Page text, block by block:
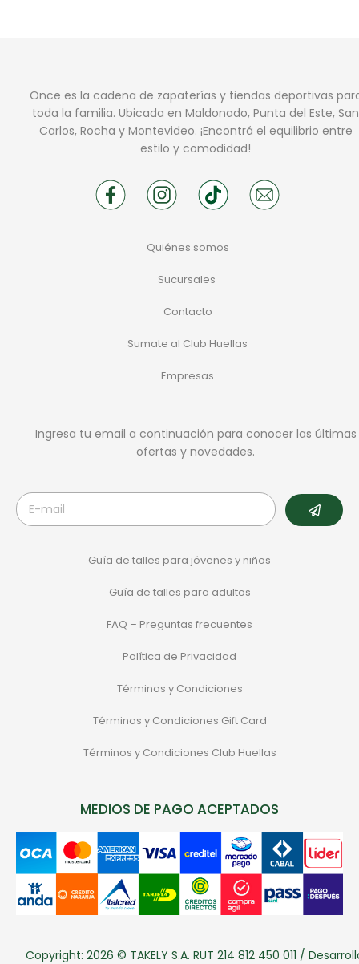
Once es la cadena de zapaterías y tiendas deportivas
toda la familia. Ubicada en Maldonado, Punta del Este, San
Carlos, Rocha y Montevideo. ¡Encontrá el equilibrio entre
estilo y comodidad!
Quiénes somos
Sucursales
Contacto
Sumate al Club Huellas
Empresas
Ingresa tu email a continuación para conocer las últimas
ofertas y novedades.
Guía de talles para jóvenes y niños
Guía de talles para adultos
FAQ – Preguntas frecuentes
Política de Privacidad
Términos y Condiciones
Términos y Condiciones Gift Card
Términos y Condiciones Club Huellas
MEDIOS DE PAGO ACEPTADOS
Copyright: 2026 © TAKELY S.A. RUT 214 812 450 011 /